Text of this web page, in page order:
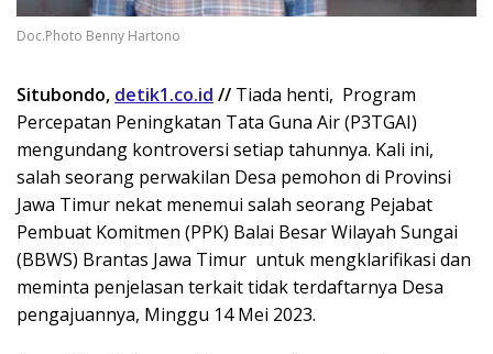
Doc.Photo Benny Hartono
Situbondo, detik1.co.id // Tiada henti, Program
Percepatan Peningkatan Tata Guna Air (P3TGAI)
mengundang kontroversi setiap tahunnya. Kali ini,
salah seorang perwakilan Desa pemohon di Provinsi
Jawa Timur nekat menemui salah seorang Pejabat
Pembuat Komitmen (PPK) Balai Besar Wilayah Sungai
(BBWS) Brantas Jawa Timur untuk mengklarifikasi dan
meminta penjelasan terkait tidak terdaftarnya Desa
pengajuannya, Minggu 14 Mei 2023.